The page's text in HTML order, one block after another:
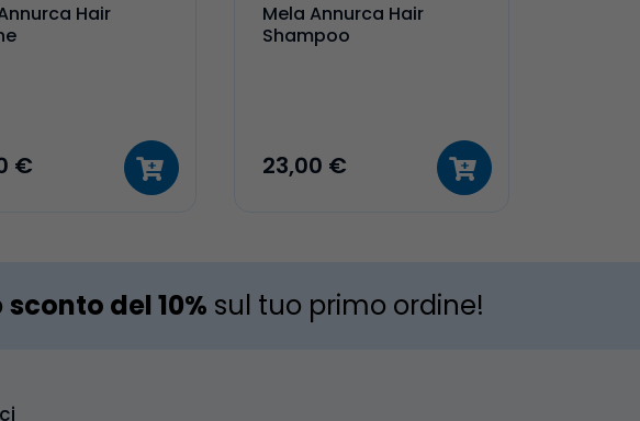
Hair
€
Mela Annurca Hair
Shampoo
23,00 €
sconto del 10% sul tuo primo ordine!